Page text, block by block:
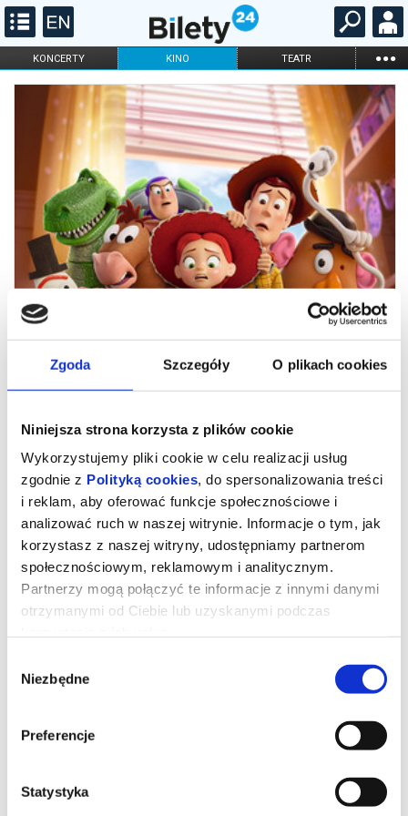
Zgoda Szczegóły O plikach cookies
Niniejsza strona korzysta z plików cookie
Wykorzystujemy pliki cookie w celu realizacji usług
zgodnie z Polityką cookies, do spersonalizowania treści
i reklam, aby oferować funkcje społecznościowe i
analizować ruch w naszej witrynie. Informacje o tym, jak
korzystasz z naszej witryny, udostępniamy partnerom
społecznościowym, reklamowym i analitycznym.
Partnerzy mogą połączyć te informacje z innymi danymi
otrzymanymi od Ciebie lub uzyskanymi podczas
zgody
Niezbędne
Preferencje
Statystyka
KONCERTY KINO TEATR ...
FILHARMONIA OPERA I BALET
STAND-UP
ONLINE KARNETY
Toy Story 5
Zabawki powracają w filmie Toy Story 5, najnowszej produkcji
Disney i Pixar. Tym razem czeka je zupełnie nowe wyzwanie -
częściej przyciągają… elektroniczne gadżety. Czy tradycyjne
zabawki odnajdą się w erze ekranów?